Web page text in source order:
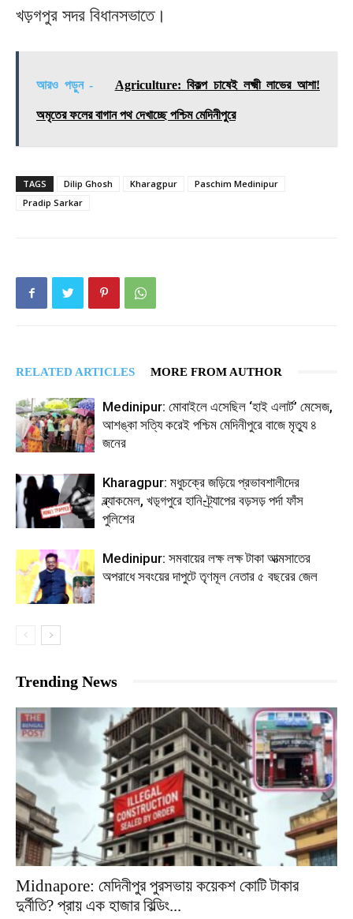
খড়গপুর সদর বিধানসভাতে।
আরও পড়ুন - Agriculture: বিকল্প চাষেই লক্ষ্মী লাভের আশা!
অমৃতের ফলের বাগান পথ দেখাচ্ছে পশ্চিম মেদিনীপুরে
TAGS Dilip Ghosh Kharagpur
Paschim Medinipur
Pradip Sarkar
RELATED ARTICLES MORE FROM AUTHOR
Medinipur: মোবাইলে এসেছিল ‘হাই এলার্ট’ মেসেজ,
আশঙ্কা সত্যি করেই পশ্চিম মেদিনীপুরে বাজে মৃত্যু ৪
জনের
Kharagpur: মধুচক্রে জড়িয়ে প্রভাবশালীদের
ব্ল্যাকমেল, খড়্গপুরে হানি-ট্র্যাপের বড়সড় পর্দা ফাঁস
পুলিশের
Medinipur: সমবায়ের লক্ষ লক্ষ টাকা আত্মসাতের
অপরাধে সবংয়ের দাপুটে তৃণমূল নেতার ৫ বছরের জেল
Trending News
Midnapore: মেদিনীপুর পুরসভায় কয়েকশ কোটি টাকার
দুর্নীতি? প্রায় এক হাজার বিল্ডিং...